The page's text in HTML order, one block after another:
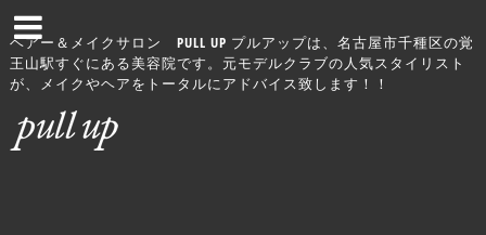
ヘアー＆メイクサロン PULL UP プルアップは、名古屋市千種区の覚
王山駅すぐにある美容院です。元モデルクラブの人気スタイリスト
が、メイクやヘアをトータルにアドバイス致します！！